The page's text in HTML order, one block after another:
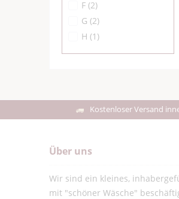
F (2)
G (2)
H (1 )
Kostenloser Versand
Über uns
Wir sind ein kleines,
mit "schöner Wäsche"